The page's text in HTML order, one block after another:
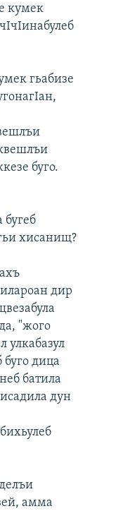
кумек
гьабизе
буго.
бугеб
хисанищ?
дир
"жого
улкабазул
буго дица
батила
дун
амма